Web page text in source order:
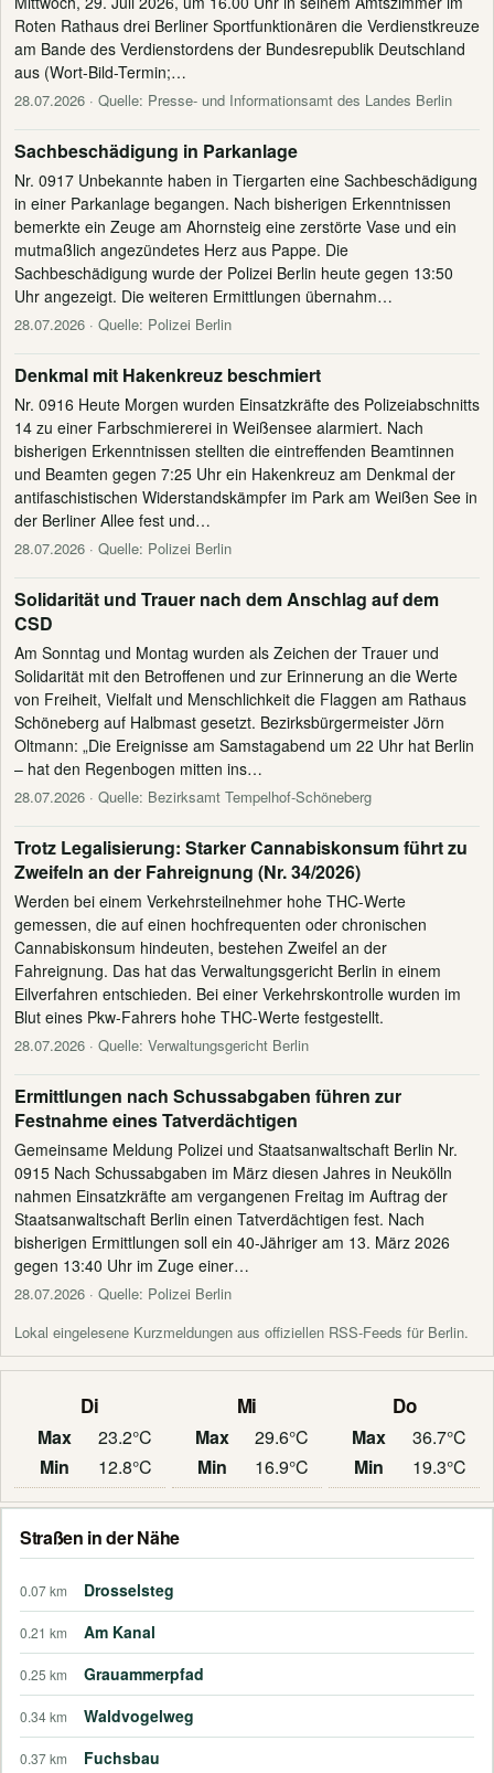
Roten Rathaus drei Berliner Sportfunktionären die Verdienstkreuze
am Bande des Verdienstordens der Bundesrepublik Deutschland
aus (Wort-Bild-Termin;…
28.07.2026 · Quelle: Presse- und Informationsamt des Landes Berlin
Sachbeschädigung in Parkanlage
Nr. 0917 Unbekannte haben in Tiergarten eine Sachbeschädigung
in einer Parkanlage begangen. Nach bisherigen Erkenntnissen
bemerkte ein Zeuge am Ahornsteig eine zerstörte Vase und ein
mutmaßlich angezündetes Herz aus Pappe. Die
Sachbeschädigung wurde der Polizei Berlin heute gegen 13:50
Uhr angezeigt. Die weiteren Ermittlungen übernahm…
28.07.2026 · Quelle: Polizei Berlin
Denkmal mit Hakenkreuz beschmiert
Nr. 0916 Heute Morgen wurden Einsatzkräfte des Polizeiabschnitts
14 zu einer Farbschmiererei in Weißensee alarmiert. Nach
bisherigen Erkenntnissen stellten die eintreffenden Beamtinnen
und Beamten gegen 7:25 Uhr ein Hakenkreuz am Denkmal der
antifaschistischen Widerstandskämpfer im Park am Weißen See in
der Berliner Allee fest und…
28.07.2026 · Quelle: Polizei Berlin
Solidarität und Trauer nach dem Anschlag auf dem
CSD
Am Sonntag und Montag wurden als Zeichen der Trauer und
Solidarität mit den Betroffenen und zur Erinnerung an die Werte
von Freiheit, Vielfalt und Menschlichkeit die Flaggen am Rathaus
Schöneberg auf Halbmast gesetzt. Bezirksbürgermeister Jörn
Oltmann: „Die Ereignisse am Samstagabend um 22 Uhr hat Berlin
– hat den Regenbogen mitten ins…
28.07.2026 · Quelle: Bezirksamt Tempelhof-Schöneberg
Trotz Legalisierung: Starker Cannabiskonsum führt zu
Zweifeln an der Fahreignung (Nr. 34/2026)
Werden bei einem Verkehrsteilnehmer hohe THC-Werte
gemessen, die auf einen hochfrequenten oder chronischen
Cannabiskonsum hindeuten, bestehen Zweifel an der
Fahreignung. Das hat das Verwaltungsgericht Berlin in einem
Eilverfahren entschieden. Bei einer Verkehrskontrolle wurden im
Blut eines Pkw-Fahrers hohe THC-Werte festgestellt.
28.07.2026 · Quelle: Verwaltungsgericht Berlin
Ermittlungen nach Schussabgaben führen zur
Festnahme eines Tatverdächtigen
Gemeinsame Meldung Polizei und Staatsanwaltschaft Berlin Nr.
0915 Nach Schussabgaben im März diesen Jahres in Neukölln
nahmen Einsatzkräfte am vergangenen Freitag im Auftrag der
Staatsanwaltschaft Berlin einen Tatverdächtigen fest. Nach
bisherigen Ermittlungen soll ein 40-Jähriger am 13. März 2026
gegen 13:40 Uhr im Zuge einer…
28.07.2026 · Quelle: Polizei Berlin
Lokal eingelesene Kurzmeldungen aus offiziellen RSS-Feeds für Berlin.
Di
Max
23.2°C
Min
12.8°C
Mi
Max
29.6°C
Min
16.9°C
Do
Max
36.7°C
Min
19.3°C
Straßen in der Nähe
0.07 km Drosselsteg
0.21 km Am Kanal
0.25 km Grauammerpfad
0.34 km Waldvogelweg
0.37 km Fuchsbau